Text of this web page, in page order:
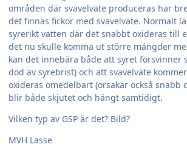
områden där svavelväte produceras har
det finnas fickor med svavelväte. Normalt
syrerikt vatten där det snabbt oxideras till
det nu skulle komma ut större mängder
kan det innebära både att syret försvinner
död av syrebrist) och att svavelväte
oxideras omedelbart (orsakar också snabb
blir både skjutet och hängt samtidigt.
Vilken typ av GSP är det? Bild?
MVH Lasse